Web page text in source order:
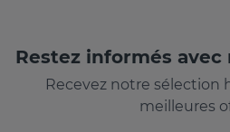
Restez informés
Recevez notre sélection
meilleures